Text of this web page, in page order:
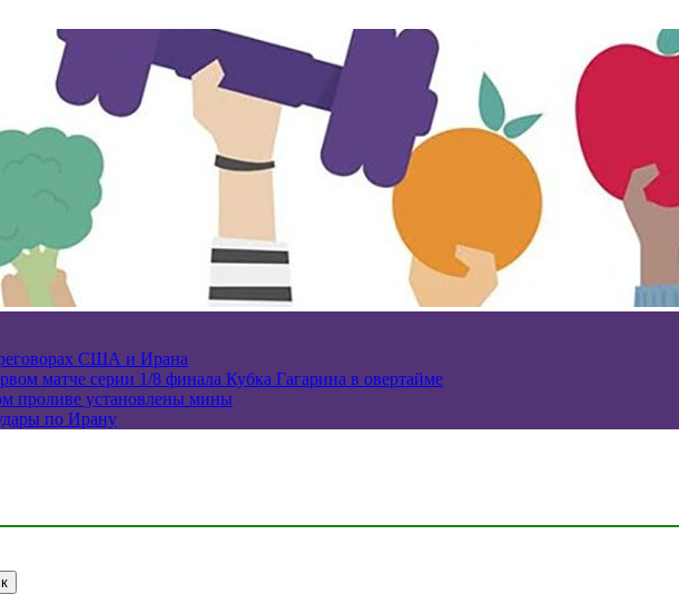
США и Ирана
матче серии 1/8 финала Кубка Гагарина в овертайме
проливе установлены мины
по Ирану